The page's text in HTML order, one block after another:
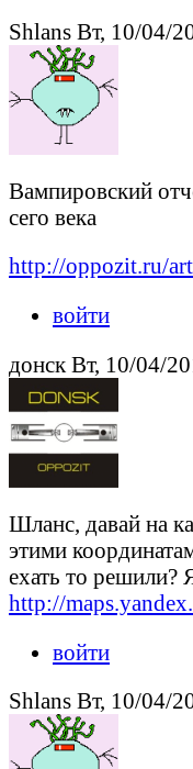
Shlans Вт, 10/04/
Вампировский
сего века
http://oppozit.ru/
войти
донск Вт, 10/04/
Шланс, давай на
этими
ехать то решили?
http://
войти
Shlans Вт, 10/04/